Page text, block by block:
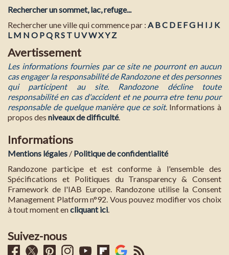
Rechercher un sommet, lac, refuge...
Rechercher une ville qui commence par : A BC D E FG H I J K
L M N O PQ RS T UVWXY Z
Avertissement
Les informations fournies par ce site ne pourront en aucun
cas engager la responsabilité de Randozone et des personnes
qui participent au site. Randozone décline toute
responsabilité en cas d'accident et ne pourra etre tenu pour
responsable de quelque manière que ce soit. Informations à
propos des niveaux de difficulté.
Informations
Mentions légales / Politique de confidentialité
Randozone participe et est conforme à l'ensemble des
Spécifications et Politiques du Transparency & Consent
Framework de l'IAB Europe. Randozone utilise la Consent
Management Platform n°92. Vous pouvez modifier vos choix
à tout moment encliquant ici.
Suivez-nous